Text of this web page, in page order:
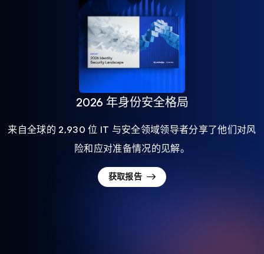
2026 年身份安全格局
来自全球的 2,930 位 IT 与安全领域领导者分享了他们对风
险和应对准备情况的见解。
获取报告